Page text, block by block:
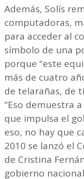
Además, Solís
computadoras,
para acceder al
símbolo de una
porque “este
más de cuatro
de telarañas, de
“Eso demuestra
que impulsa el
eso, no hay que
2010 se lanzó el
de Cristina
gobierno